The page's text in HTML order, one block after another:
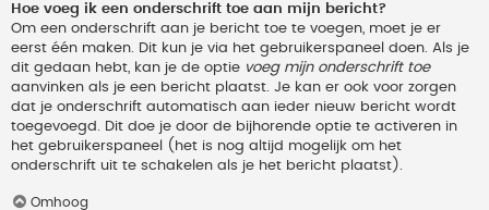
Hoe voeg ik een onderschrift toe aan mijn bericht?
Om een onderschrift aan je bericht toe te voegen, moet je er
eerst één maken. Dit kun je via het gebruikerspaneel doen. Als je
dit gedaan hebt, kan je de optie voeg mijn onderschrift toe
aanvinken als je een bericht plaatst. Je kan er ook voor zorgen
dat je onderschrift automatisch aan ieder nieuw bericht wordt
toegevoegd. Dit doe je door de bijhorende optie te activeren in
het gebruikerspaneel (het is nog altijd mogelijk om het
onderschrift uit te schakelen als je het bericht plaatst).
Omhoog